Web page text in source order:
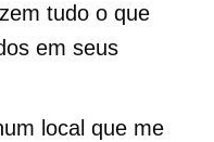
tudo o que
em seus
local que me